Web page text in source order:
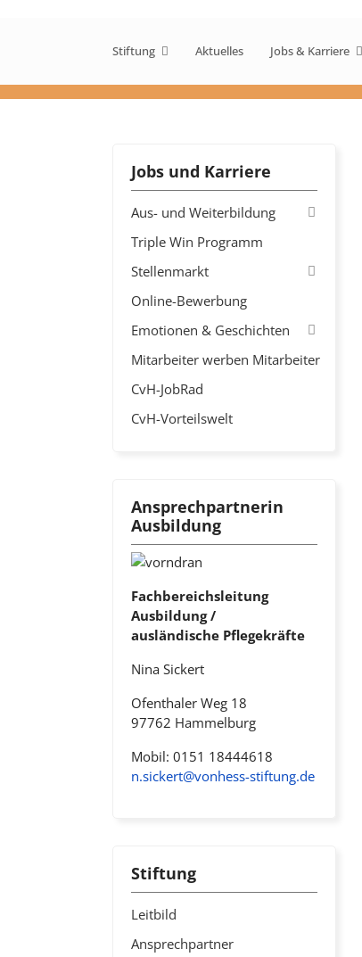
Stiftung Aktuelles Jobs & Karriere
Jobs und Karriere
Aus- und Weiterbildung
Triple Win Programm
Stellenmarkt
Online-Bewerbung
Emotionen & Geschichten
Mitarbeiter werben Mitarbeiter
CvH-JobRad
CvH-Vorteilswelt
Ansprechpartnerin
Ausbildung
Fachbereichsleitung
Ausbildung /
ausländische Pflegekräfte
Nina Sickert
Ofenthaler Weg 18
97762 Hammelburg
Mobil: 0151 18444618
n.sickert@vonhess-stiftung.de
Stiftung
Leitbild
Ansprechpartner